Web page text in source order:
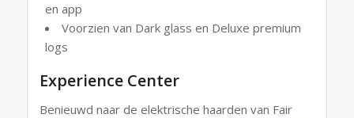
en app
Voorzien van Dark glass en Deluxe premium
logs
Experience Center
Benieuwd naar de elektrische haarden van Fair